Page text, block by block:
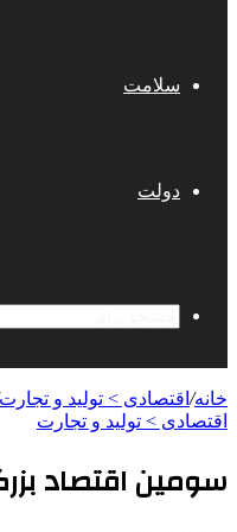
سلامت
دولت
خانه/ اقتصادی > تولید و تجارت
اقتصادی > تولید و تجارت
سومین اقتصاد